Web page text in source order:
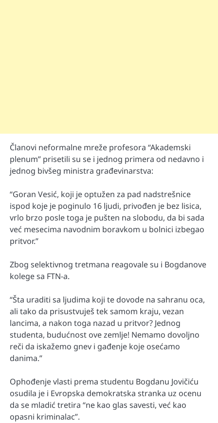
Članovi neformalne mreže profesora “Akademski
plenum” prisetili su se i jednog primera od nedavno i
jednog bivšeg ministra građevinarstva:
“Goran Vesić, koji je optužen za pad nadstrešnice
ispod koje je poginulo 16 ljudi, privođen je bez lisica,
vrlo brzo posle toga je pušten na slobodu, da bi sada
već mesecima navodnim boravkom u bolnici izbegao
pritvor.”
Zbog selektivnog tretmana reagovale su i Bogdanove
kolege sa FTN-a.
“Šta uraditi sa ljudima koji te dovode na sahranu oca,
ali tako da prisustvuješ tek samom kraju, vezan
lancima, a nakon toga nazad u pritvor? Jednog
studenta, budućnost ove zemlje! Nemamo dovoljno
reči da iskažemo gnev i gađenje koje osećamo
danima.”
Ophođenje vlasti prema studentu Bogdanu Jovičiću
osudila je i Evropska demokratska stranka uz ocenu
da se mladić tretira “ne kao glas savesti, već kao
opasni kriminalac”.